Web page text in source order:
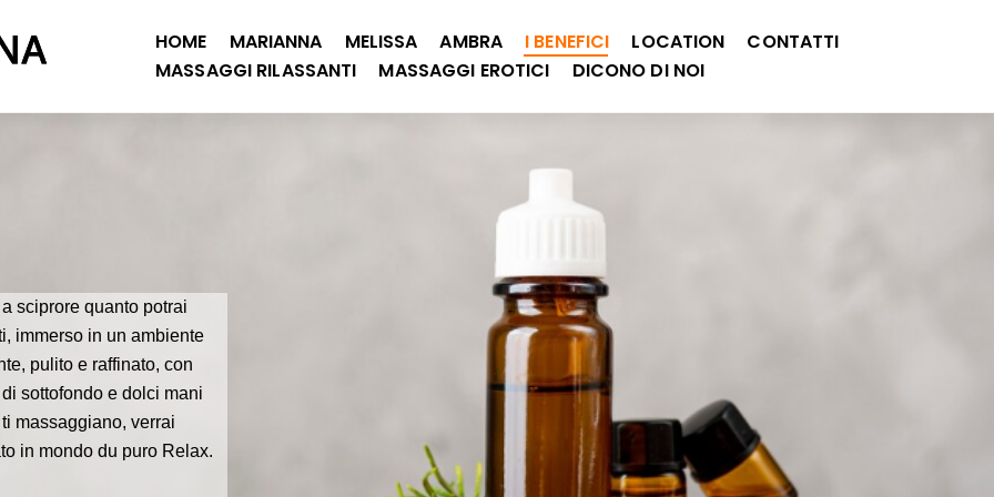
HOME MARIANNA MELISSA AMBRA I BENEFICI LOCATION
CONTATTI
MASSAGGI RILASSANTI
MASSAGGI EROTICI DICONO DI NOI
sciprore quanto potrai
immerso in un ambiente
pulito e raffinato, con
sottofondo e dolci mani
massaggiano, verrai
in mondo du puro Relax.